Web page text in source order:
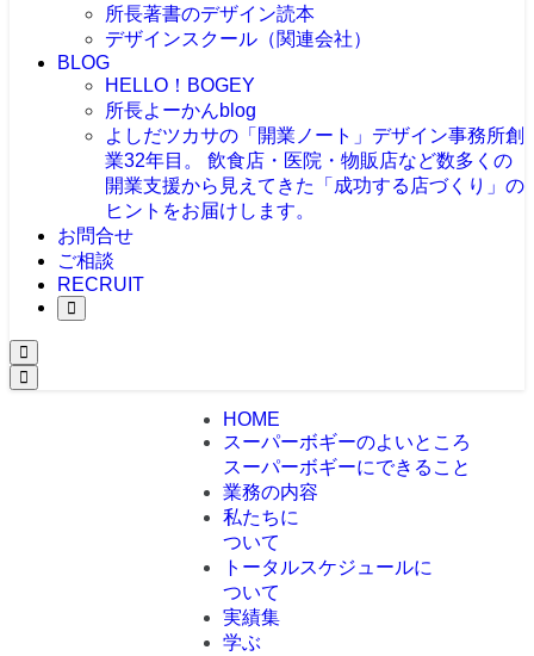
所長著書のデザイン読本
デザインスクール（関連会社）
BLOG
HELLO！BOGEY
所長よーかんblog
よしだツカサの「開業ノート」 デザイン事務所創
業32年目。 飲食店・医院・物販店など数多くの
開業支援から見えてきた「成功する店づくり」の
ヒントをお届けします。
お問合せ
ご相談
RECRUIT
HOME
スーパーボギーのよいところ
スーパーボギーにできること
業務の内容
私たちに
ついて
トータルスケジュールに
ついて
実績集
学ぶ